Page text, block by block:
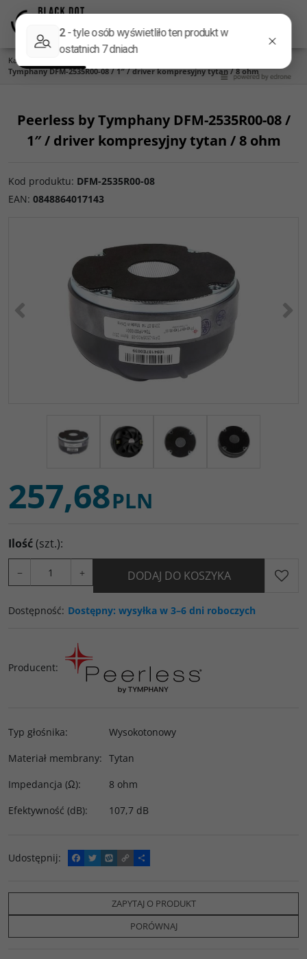
MenuPanel
Kategoria główna
Tymphany DFM-2535R00-08 / 1″ / driver kompresyjny tytan / 8 ohm
Peerless by Tymphany DFM-2535R00-08 /
1″ / driver kompresyjny tytan / 8 ohm
Kod produktu: DFM-2535R00-08
EAN: 0848864017143
<
257,68PLN
Ilość(szt.):
− + DODAJ DO KOSZYKA
Dostępność: Dostępny: wysyłka w 3–6 dni roboczych
Producent:
Typ głośnika:
Wysokotonowy
Materiał membrany: Tytan
Impedancja (Ω):
8 ohm
Efektywność (dB): 107,7 dB
Udostępnij:
F
a
e
o
k
T
w
t
e
W
y
o
p
C
o
y
L
i
n
k
P
o
z
i
e
l
s
ZAPYTAJ O PRODUKT
PORÓWNAJ